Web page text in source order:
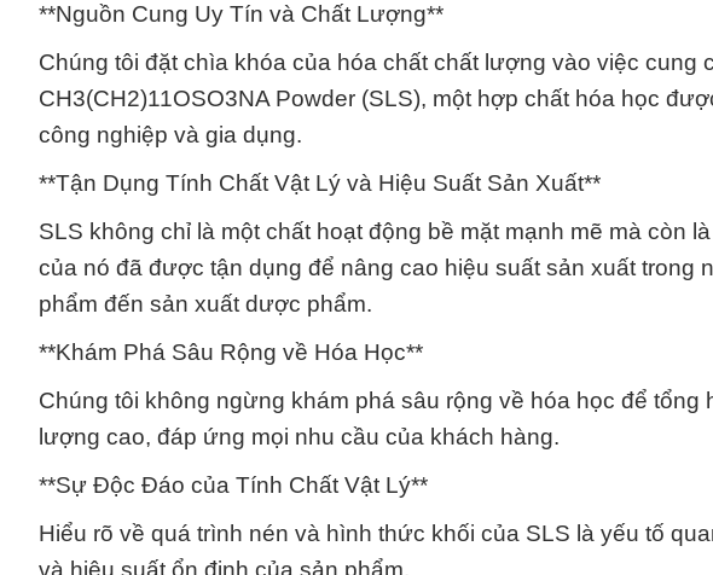
**Nguồn Cung Uy Tín và Chất Lượng**
Chúng tôi đặt chìa khóa của hóa chất chất lượng vào việc cung
CH3(CH2)11OSO3NA Powder (SLS), một hợp chất hóa học
công nghiệp và gia dụng.
**Tận Dụng Tính Chất Vật Lý và Hiệu Suất Sản Xuất**
SLS không chỉ là một chất hoạt động bề mặt mạnh mẽ mà còn
của nó đã được tận dụng để nâng cao hiệu suất sản xuất trong
phẩm đến sản xuất dược phẩm.
**Khám Phá Sâu Rộng về Hóa Học**
Chúng tôi không ngừng khám phá sâu rộng về hóa học để
lượng cao, đáp ứng mọi nhu cầu của khách hàng.
**Sự Độc Đáo của Tính Chất Vật Lý**
Hiểu rõ về quá trình nén và hình thức khối của SLS là yếu tố
và hiệu suất ổn định của sản phẩm.